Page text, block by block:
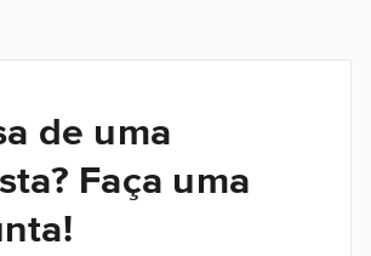
de uma
Faça uma